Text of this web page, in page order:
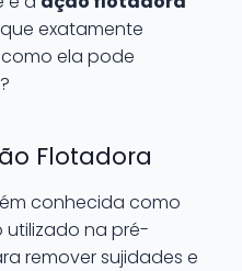
exatamente
ela pode
Flotadora
conhecida como
utilizado na pré-
remover sujidades e